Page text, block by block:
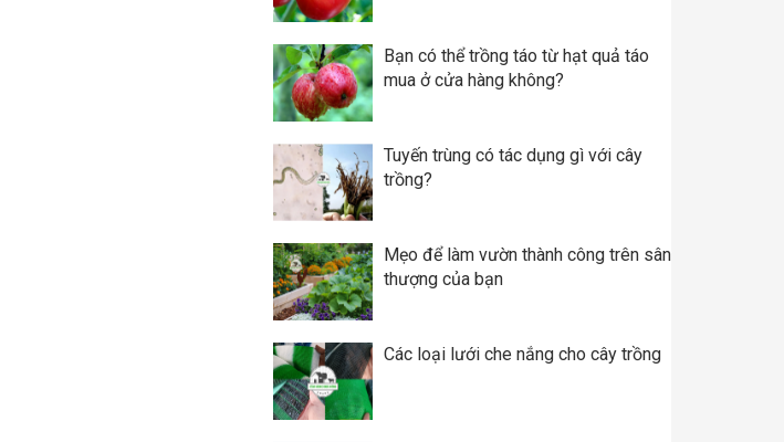
Bạn có thể trồng táo từ hạt quả táo
mua ở cửa hàng không?
Tuyến trùng có tác dụng gì với cây
trồng?
Mẹo để làm vườn thành công trên sân
thượng của bạn
Các loại lưới che nắng cho cây trồng